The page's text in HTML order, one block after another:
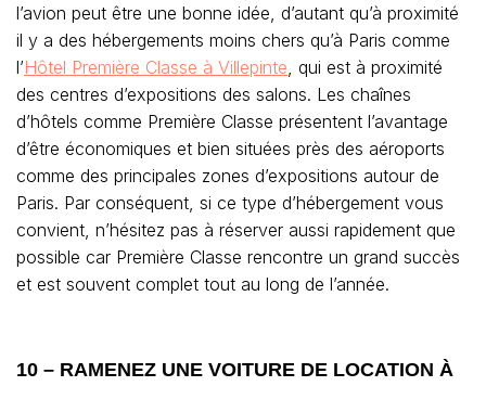
l’avion peut être une bonne idée, d’autant qu’à proximité
il y a des hébergements moins chers qu’à Paris comme
l’Hôtel Première Classe à Villepinte , qui est à proximité
des centres d’expositions des salons. Les chaînes
d’hôtels comme Première Classe présentent l’avantage
d’être économiques et bien situées près des aéroports
comme des principales zones d’expositions autour de
Paris. Par conséquent, si ce type d’hébergement vous
convient, n’hésitez pas à réserver aussi rapidement que
possible car Première Classe rencontre un grand succès
et est souvent complet tout au long de l’année.
10 – RAMENEZ UNE VOITURE DE LOCATION À